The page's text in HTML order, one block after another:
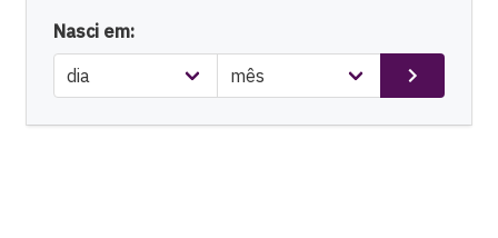
Nasci em: